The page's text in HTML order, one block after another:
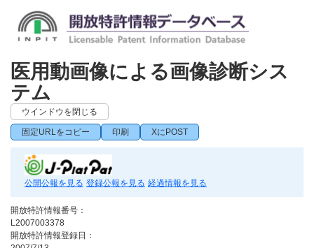
医用動画像による画像診断シス
テム
ウインドウを閉じる
固定URLをコピー 印刷 XにPOST
公開公報を見る 登録公報を見る 経過情報を見る
開放特許情報番号：
L2007003378
開放特許情報登録日：